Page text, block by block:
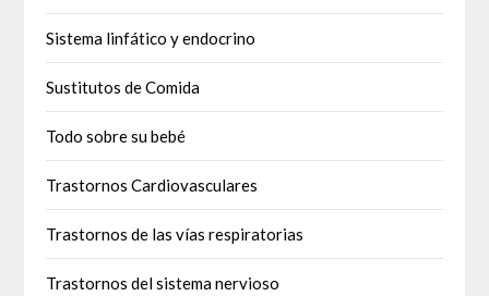
Sistema linfático y endocrino
Sustitutos de Comida
Todo sobre su bebé
Trastornos Cardiovasculares
Trastornos de las vías respiratorias
Trastornos del sistema nervioso